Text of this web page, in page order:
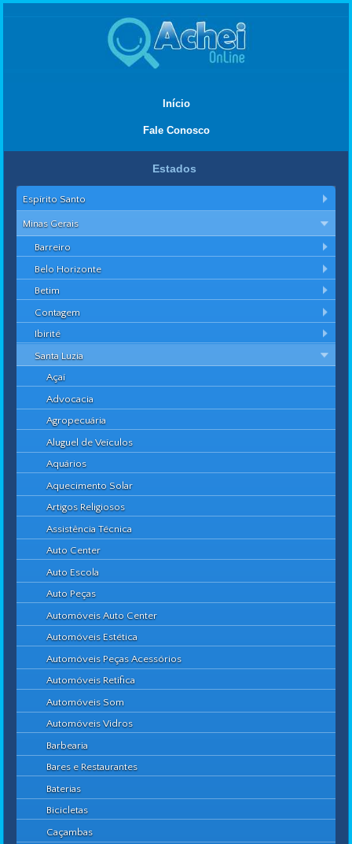
Início
Fale Conosco
Estados
Espírito Santo
Minas Gerais
Barreiro
Belo Horizonte
Betim
Contagem
Ibirité
Santa Luzia
Açaí
Advocacia
Agropecuária
Aluguel de Veículos
Aquários
Aquecimento Solar
Artigos Religiosos
Assistência Técnica
Auto Center
Auto Escola
Auto Peças
Automóveis Auto Center
Automóveis Estética
Automóveis Peças Acessórios
Automóveis Retífica
Automóveis Som
Automóveis Vidros
Barbearia
Bares e Restaurantes
Baterias
Bicicletas
Caçambas